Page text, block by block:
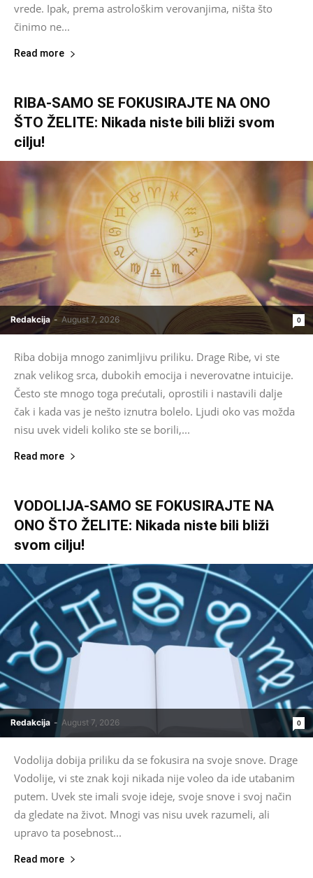
vrede. Ipak, prema astrološkim verovanjima, ništa što
činimo ne...
Read more
RIBA-SAMO SE FOKUSIRAJTE NA ONO
ŠTO ŽELITE: Nikada niste bili bliži svom
cilju!
Redakcija - August 7, 2026 0
Riba dobija mnogo zanimljivu priliku. Drage Ribe, vi ste
znak velikog srca, dubokih emocija i neverovatne intuicije.
Često ste mnogo toga prećutali, oprostili i nastavili dalje
čak i kada vas je nešto iznutra bolelo. Ljudi oko vas možda
nisu uvek videli koliko ste se borili,...
Read more
VODOLIJA-SAMO SE FOKUSIRAJTE NA
ONO ŠTO ŽELITE: Nikada niste bili bliži
svom cilju!
Redakcija - August 7, 2026 0
Vodolija dobija priliku da se fokusira na svoje snove. Drage
Vodolije, vi ste znak koji nikada nije voleo da ide utabanim
putem. Uvek ste imali svoje ideje, svoje snove i svoj način
da gledate na život. Mnogi vas nisu uvek razumeli, ali
upravo ta posebnost...
Read more